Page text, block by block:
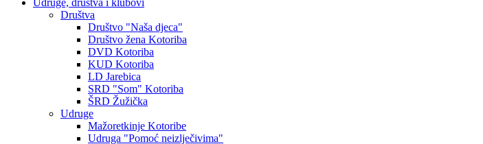
Udruge, društva i klubovi
Društva
Društvo "Naša djeca"
Društvo žena Kotoriba
DVD Kotoriba
KUD Kotoriba
LD Jarebica
SRD "Som" Kotoriba
ŠRD Žužička
Udruge
Mažoretkinje Kotoribe
Udruga "Pomoć neizlječivima"